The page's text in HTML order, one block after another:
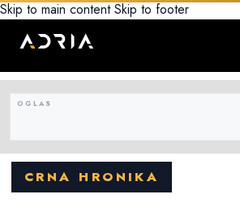
Skip to main content Skip to footer
CRNA HRONIKA